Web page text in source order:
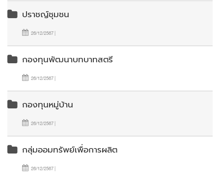
ปราชญ์ชุมชน
26/12/2567 |
กองทุนพัฒนาบทบาทสตรี
26/12/2567 |
กองทุนหมู่บ้าน
26/12/2567 |
กลุ่มออมทรัพย์เพื่อการผลิต
26/12/2567 |